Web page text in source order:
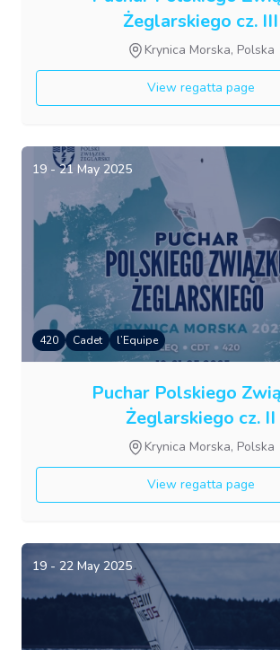
Żeglarskiego cz. III
Krynica Morska, Polska
View regatta page
19 - 21 May 2025
420 Cadet l’Equipe
Puchar Polskiego
Żeglarskiego cz. II
Krynica Morska, Polska
View regatta page
19 - 22 May 2025